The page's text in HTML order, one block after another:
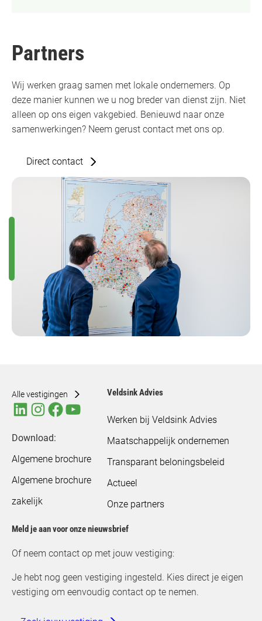
Partners
Wij werken graag samen met lokale ondernemers. Op
deze manier kunnen we u nog breder van dienst zijn. Niet
alleen op ons eigen vakgebied. Benieuwd naar onze
samenwerkingen? Neem gerust contact met ons op.
Direct contact
Alle vestigingen
Download:
Algemene brochure
Algemene brochure
zakelijk
Veldsink Advies
Werken bij Veldsink Advies
Maatschappelijk ondernemen
Transparant beloningsbeleid
Actueel
Onze partners
Meld je aan voor onze nieuwsbrief
Of neem contact op met jouw vestiging:
Je hebt nog geen vestiging ingesteld. Kies direct je eigen
vestiging om eenvoudig contact op te nemen.